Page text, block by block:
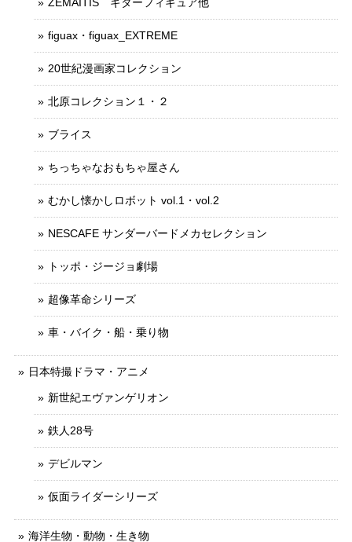
figuax・figuax_EXTREME
20世紀漫画家コレクション
北原コレクション１・２
ブライス
ちっちゃなおもちゃ屋さん
むかし懐かしロボット vol.1・vol.2
NESCAFE サンダーバードメカセレクション
トッポ・ジージョ劇場
超像革命シリーズ
車・バイク・船・乗り物
日本特撮ドラマ・アニメ
新世紀エヴァンゲリオン
鉄人28号
デビルマン
仮面ライダーシリーズ
海洋生物・動物・生き物